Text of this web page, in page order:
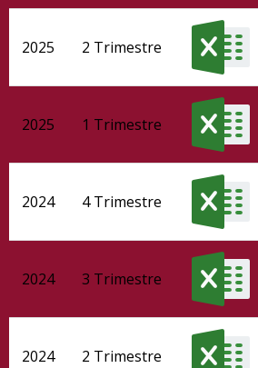
2025 2 Trimestre
2025 1 Trimestre
2024 4 Trimestre
2024 3 Trimestre
2024 2 Trimestre